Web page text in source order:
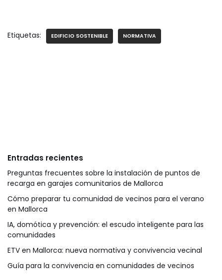
Etiquetas: EDIFICIO SOSTENIBLE NORMATIVA
Entradas recientes
Preguntas frecuentes sobre la instalación de puntos de
recarga en garajes comunitarios de Mallorca
Cómo preparar tu comunidad de vecinos para el verano
en Mallorca
IA, domótica y prevención: el escudo inteligente para las
comunidades
ETV en Mallorca: nueva normativa y convivencia vecinal
Guía para la convivencia en comunidades de vecinos